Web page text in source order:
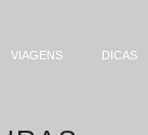
VIAGENS DICAS